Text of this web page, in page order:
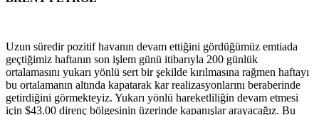
Uzun süredir pozitif havanın devam ettiğini gördüğümüz emtiada
geçtiğimiz haftanın son işlem günü itibarıyla 200 günlük
ortalamasını yukarı yönlü sert bir şekilde kırılmasına rağmen haftayı
bu ortalamanın altında kapatarak kar realizasyonlarını beraberinde
getirdiğini görmekteyiz. Yukarı yönlü hareketliliğin devam etmesi
için $43.00 direnç bölgesinin üzerinde kapanışlar arayacağız. Bu